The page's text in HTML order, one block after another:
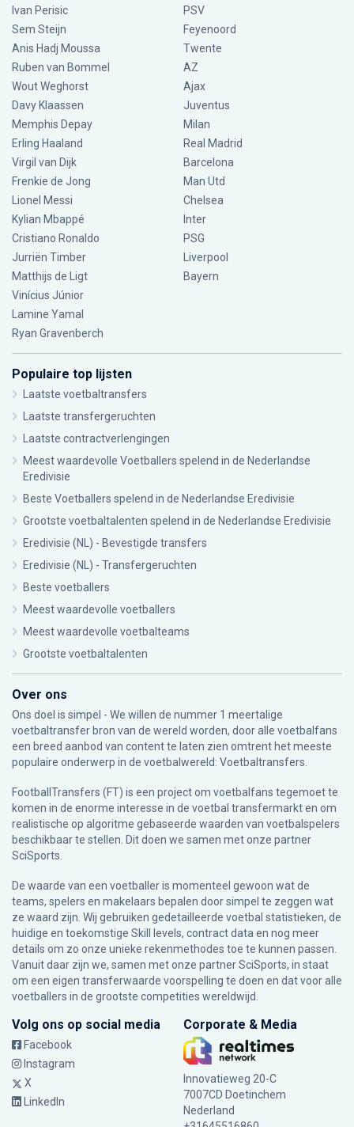
Ivan Perisic
Sem Steijn
Anis Hadj Moussa
Ruben van Bommel
Wout Weghorst
Davy Klaassen
Memphis Depay
Erling Haaland
Virgil van Dijk
Frenkie de Jong
Lionel Messi
Kylian Mbappé
Cristiano Ronaldo
Jurriën Timber
Matthijs de Ligt
Vinícius Júnior
Lamine Yamal
Ryan Gravenberch
PSV
Feyenoord
Twente
AZ
Ajax
Juventus
Milan
Real Madrid
Barcelona
Man Utd
Chelsea
Inter
PSG
Liverpool
Bayern
Populaire top lijsten
Laatste voetbaltransfers
Laatste transfergeruchten
Laatste contractverlengingen
Meest waardevolle Voetballers spelend in de Nederlandse
Eredivisie
Beste Voetballers spelend in de Nederlandse Eredivisie
Grootste voetbaltalenten spelend in de Nederlandse Eredivisie
Eredivisie (NL) - Bevestigde transfers
Eredivisie (NL) - Transfergeruchten
Beste voetballers
Meest waardevolle voetballers
Meest waardevolle voetbalteams
Grootste voetbaltalenten
Over ons
Ons doel is simpel - We willen de nummer 1 meertalige
voetbaltransfer bron van de wereld worden, door alle voetbalfans
een breed aanbod van content te laten zien omtrent het meeste
populaire onderwerp in de voetbalwereld: Voetbaltransfers.
FootballTransfers (FT) is een project om voetbalfans tegemoet te
komen in de enorme interesse in de voetbal transfermarkt en om
realistische op algoritme gebaseerde waarden van voetbalspelers
beschikbaar te stellen. Dit doen we samen met onze partner
SciSports
De waarde van een voetballer is momenteel gewoon wat de
teams, spelers en makelaars bepalen door simpel te zeggen wat
ze waard zijn. Wij gebruiken gedetailleerde voetbal statistieken, de
huidige en toekomstige Skill levels, contract data en nog meer
details om zo onze unieke rekenmethodes toe te kunnen passen.
Vanuit daar zijn we, samen met onze partner SciSports, in staat
om een eigen transferwaarde voorspelling te doen en dat voor alle
voetballers in de grootste competities wereldwijd.
Volg ons op social media
Facebook
Instagram
X
LinkedIn
Corporate & Media
Innovatieweg 20-C
7007CD Doetinchem
Nederland